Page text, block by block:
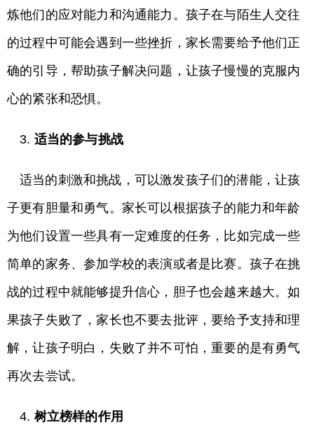
炼他们的应对能力和沟通能力。孩子在与陌生人交往
的过程中可能会遇到一些挫折，家长需要给予他们正
确的引导，帮助孩子解决问题，让孩子慢慢的克服内
心的紧张和恐惧。
3. 适当的参与挑战
适当的刺激和挑战，可以激发孩子们的潜能，让孩
子更有胆量和勇气。家长可以根据孩子的能力和年龄
为他们设置一些具有一定难度的任务，比如完成一些
简单的家务、参加学校的表演或者是比赛。孩子在挑
战的过程中就能够提升信心，胆子也会越来越大。如
果孩子失败了，家长也不要去批评，要给予支持和理
解，让孩子明白，失败了并不可怕，重要的是有勇气
再次去尝试。
4. 树立榜样的作用